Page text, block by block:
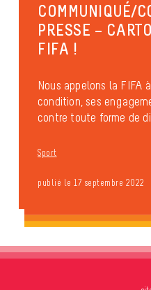
COMMUNIQUÉ/
PRESSE –
FIFA !
Nous appelons la FIFA
condition, ses
contre toute forme de
Sport
publié le 17 septembre 2022